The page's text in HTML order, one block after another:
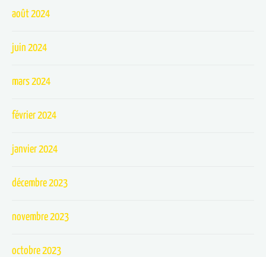
août 2024
juin 2024
mars 2024
février 2024
janvier 2024
décembre 2023
novembre 2023
octobre 2023